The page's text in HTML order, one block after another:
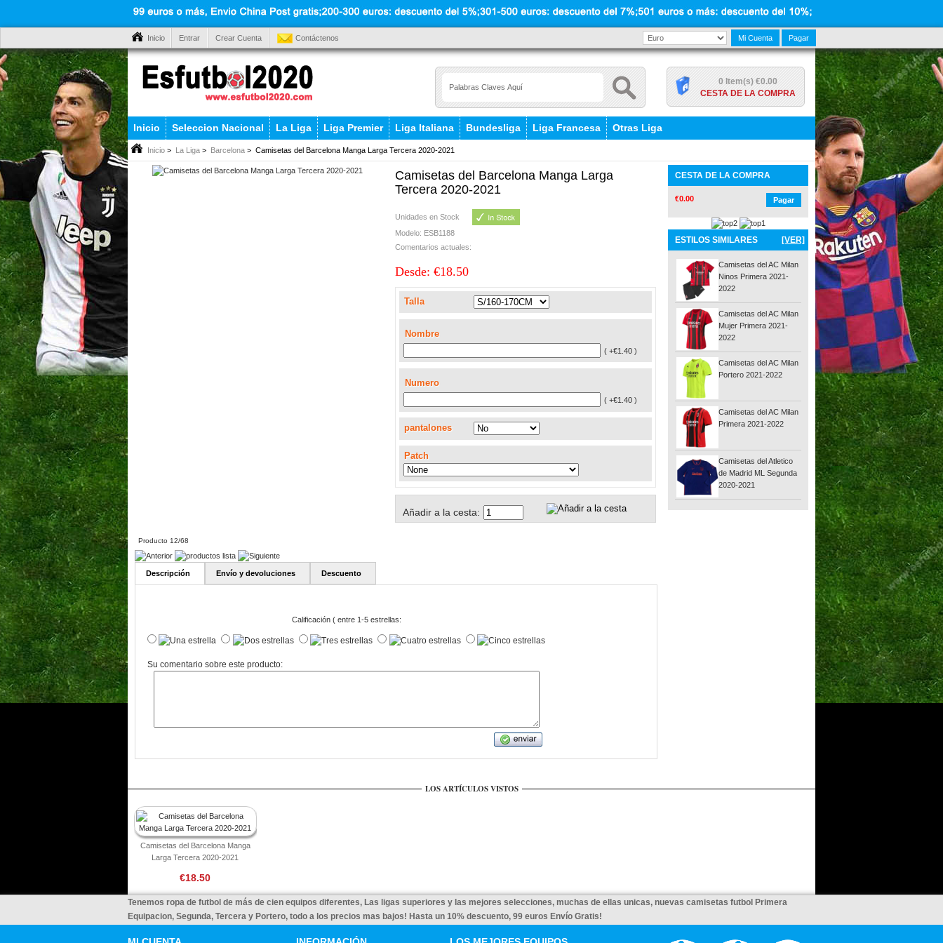
Inicio Entrar Crear Cuenta Contáctenos Pagar
Mi Cuenta
0 Item(s) €0.00
CESTA DE LA COMPRA
Inicio Seleccion Nacional La Liga Liga Premier Liga Italiana Bundesliga Liga Francesa Otras Liga
Inicio > La Liga > Barcelona > Camisetas del Barcelona Manga Larga Tercera 2020-2021
Camisetas del Barcelona Manga Larga
Tercera 2020-2021
Unidades en Stock
Modelo: ESB1188
Comentarios actuales:
Desde: €18.50
Talla
Nombre
( +€1.40 )
Numero
( +€1.40 )
pantalones
Patch
Añadir a la cesta:
Producto 12/68
Descripción Envío y devoluciones Descuento
Calificación ( entre 1-5 estrellas:
Su comentario sobre este producto:
CESTA DE LA COMPRA
€0.00 Pagar
ESTILOS SIMILARES [VER]
Camisetas del AC Milan
Ninos Primera 2021-
2022
Camisetas del AC Milan
Mujer Primera 2021-
2022
Camisetas del AC Milan
Portero 2021-2022
Camisetas del AC Milan
Primera 2021-2022
Camisetas del Atletico
de Madrid ML Segunda
2020-2021
LOS ARTÍCULOS VISTOS
Camisetas del Barcelona Manga
Larga Tercera 2020-2021
€18.50
Tenemos ropa de futbol de más de cien equipos diferentes, Las ligas superiores y las mejores selecciones, muchas de ellas unicas, nuevas camisetas futbol Primera
Equipacion, Segunda, Tercera y Portero, todo a los precios mas bajos! Hasta un 10% descuento, 99 euros Envío Gratis!